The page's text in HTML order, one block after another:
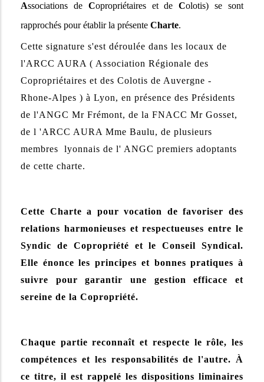
Associations de Copropriétaires et deColotis) se sont
rapprochés pour établir la présente Charte.
Cette signature s'est déroulée dans les locaux de
l'ARCC AURA ( Association Régionale des
Copropriétaires et des Colotis de Auvergne -
Rhone-Alpes ) à Lyon, en présence des Présidents
de l'ANGC Mr Frémont, de la FNACC Mr Gosset,
de l 'ARCC AURA Mme Baulu, de plusieurs
membres lyonnais de l' ANGC premiers adoptants
de cette charte.
Cette Charte a pour vocation de favoriser des
relations harmonieuses et respectueuses entre le
Syndic de Copropriété et le Conseil Syndical.
Elle énonce les principes et bonnes pratiques à
suivre pour garantir une gestion efficace et
sereine de la Copropriété.
Chaque partie reconnaît et respecte le rôle, les
compétences et les responsabilités de l'autre. À
ce titre, il est rappelé les dispositions liminaires